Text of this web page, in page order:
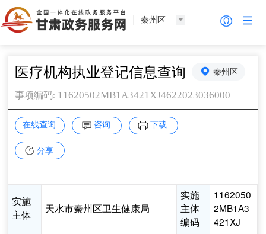
秦州区
医疗机构执业登记信息查询 秦州区
事项编码: 11620502MB1A3421XJ4622023036000
在线查询 咨询 下载
分享
实施
主体
天水市秦州区卫生健康局
实施
主体
编码
1162050
2MB1A3
421XJ